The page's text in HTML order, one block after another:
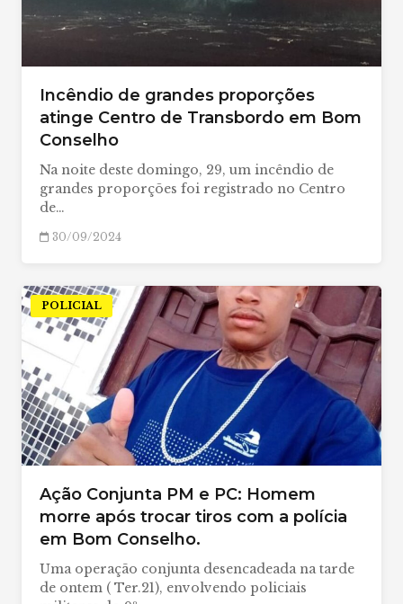
Incêndio de grandes proporções
atinge Centro de Transbordo em Bom
Conselho
Na noite deste domingo, 29, um incêndio de
grandes proporções foi registrado no Centro
de…
30/09/2024
POLICIAL
Ação Conjunta PM e PC: Homem
morre após trocar tiros com a polícia
em Bom Conselho.
Uma operação conjunta desencadeada na tarde
de ontem ( Ter.21), envolvendo policiais